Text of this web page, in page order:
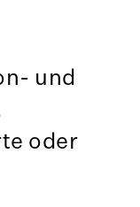
und
oder